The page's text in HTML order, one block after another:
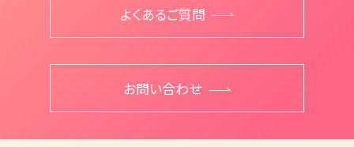
よくあるご質問
お問い合わせ